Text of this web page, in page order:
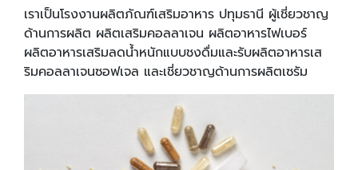
เราเป็นโรงงานผลิตภัณฑ์เสริมอาหาร ปทุมธานี ผู้เชี่ยวชาญ
ด้านการผลิต ผลิตเสริมคอลลาเจน ผลิตอาหารไฟเบอร์
ผลิตอาหารเสริมลดน้ำหนักแบบชงดื่มและรับผลิตอาหารเส
ริมคอลลาเจนซอฟเจล และเชี่ยวชาญด้านการผลิตเซรัม